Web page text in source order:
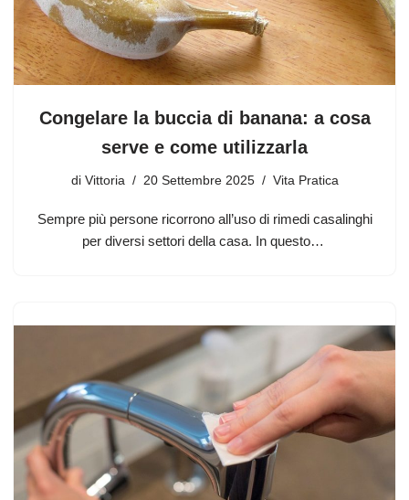
Congelare la buccia di banana: a cosa
serve e come utilizzarla
di Vittoria 20 Settembre 2025 Vita Pratica
Sempre più persone ricorrono all’uso di rimedi casalinghi
per diversi settori della casa. In questo…